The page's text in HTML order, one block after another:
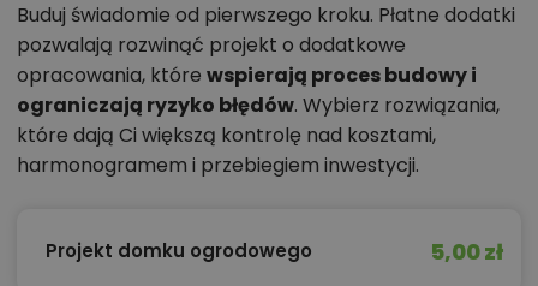
Buduj świadomie od pierwszego kroku. Płatne dodatki
pozwalają rozwinąć projekt o dodatkowe
opracowania, które wspierają proces budowy i
ograniczają ryzyko błędów. Wybierz rozwiązania,
które dają Ci większą kontrolę nad kosztami,
harmonogramem i przebiegiem inwestycji.
Projekt domku ogrodowego 5,00 zł